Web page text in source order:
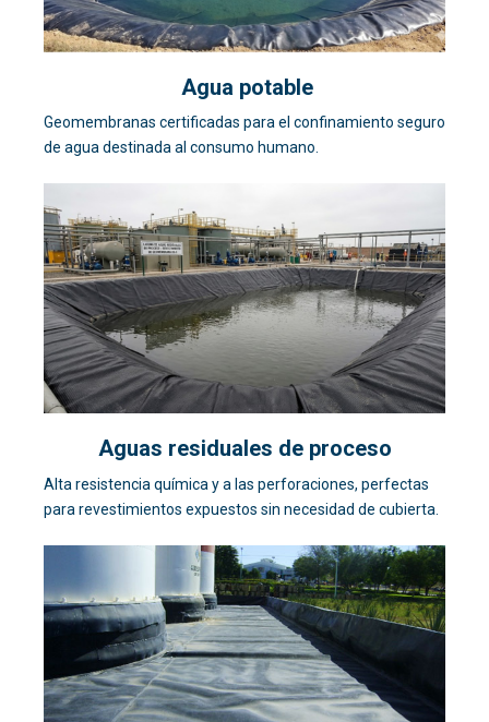
Agua potable
Geomembranas certificadas para el confinamiento seguro
de agua destinada al consumo humano.
Aguas residuales de proceso
Alta resistencia química y a las perforaciones, perfectas
para revestimientos expuestos sin necesidad de cubierta.